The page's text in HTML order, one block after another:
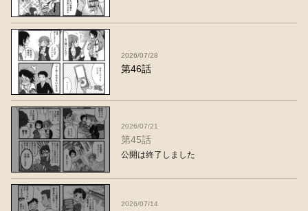
2026/07/28
第46話
2026/07/21
第45話
公開は終了しました
2026/07/14